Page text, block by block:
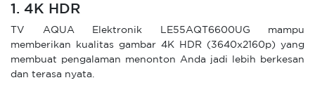
1. 4K HDR
TV AQUA Elektronik LE55AQT6600UG mampu
memberikan kualitas gambar 4K HDR (3640x2160p) yang
membuat pengalaman menonton Anda jadi lebih berkesan
dan terasa nyata.